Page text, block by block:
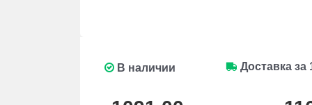
В наличии Доставка за